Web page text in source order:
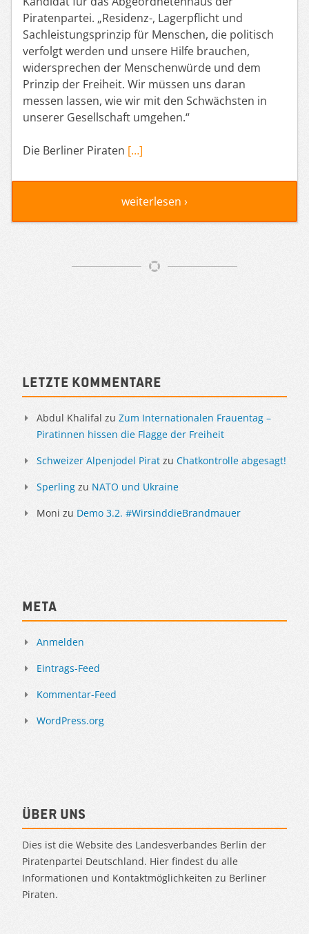
Piratenpartei. „Residenz-, Lagerpflicht und
Sachleistungsprinzip für Menschen, die politisch
verfolgt werden und unsere Hilfe brauchen,
widersprechen der Menschenwürde und dem
Prinzip der Freiheit. Wir müssen uns daran
messen lassen, wie wir mit den Schwächsten in
unserer Gesellschaft umgehen.“
Die Berliner Piraten […]
weiterlesen ›
Sidebar
Letzte Kommentare
Abdul Khalifal zu Zum Internationalen Frauentag –
Piratinnen hissen die Flagge der Freiheit
Schweizer Alpenjodel Pirat zu Chatkontrolle abgesagt!
Sperling zu NATO und Ukraine
Moni zu Demo 3.2. #WirsinddieBrandmauer
Meta
Anmelden
Eintrags-Feed
Kommentar-Feed
WordPress.org
Über uns
Dies ist die Website des Landesverbandes Berlin der
Piratenpartei Deutschland. Hier findest du alle
Informationen und Kontaktmöglichkeiten zu Berliner
Piraten.